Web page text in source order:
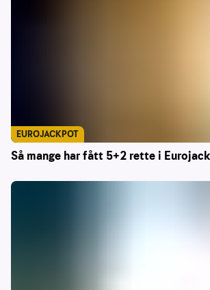
Så mange har fått 5+2 rette i
EUROJACKPOT